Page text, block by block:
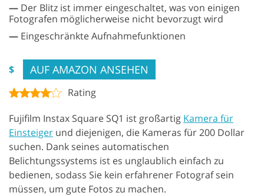
— Der Blitz ist immer eingeschaltet, was von einigen
Fotografen möglicherweise nicht bevorzugt wird
— Eingeschränkte Aufnahmefunktionen
$ AUF AMAZON ANSEHEN
Rating
Fujifilm Instax Square SQ1 ist großartig Kamera für
Einsteiger und diejenigen, die Kameras für 200 Dollar
suchen. Dank seines automatischen
Belichtungssystems ist es unglaublich einfach zu
bedienen, sodass Sie kein erfahrener Fotograf sein
müssen, um gute Fotos zu machen.